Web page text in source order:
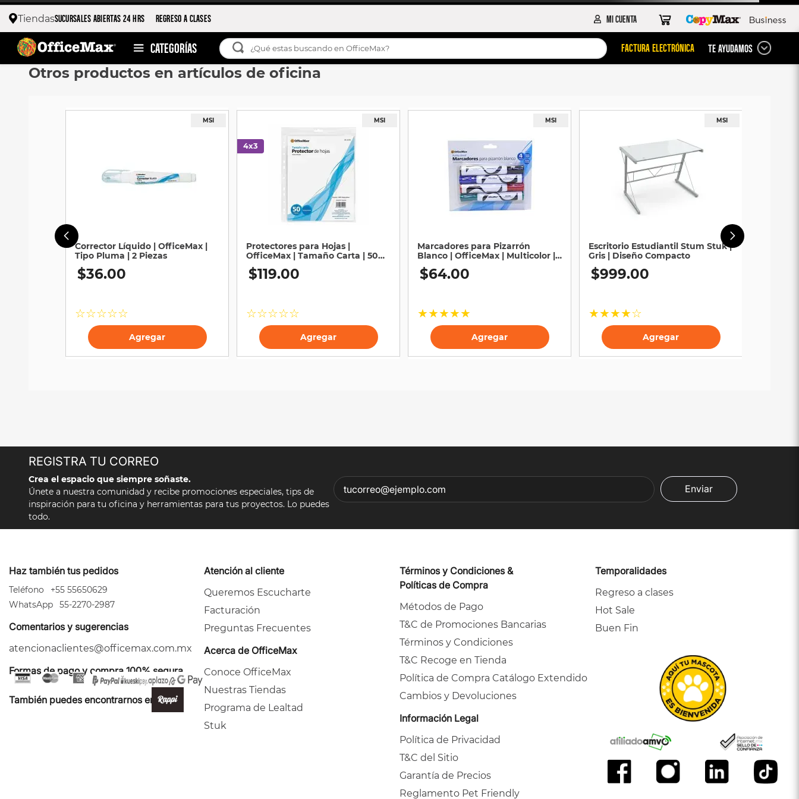
TiendasSUCURSALES ABIERTAS 24 HRS REGRESO A CLASES
¿Qué estas buscando en OfficeMax?
TÉRMINOS MÁS BUSCADOS
.
toy story
.
flores
carpetas
silla
FACTURA ELECTRÓNICA TE AYUDAMOS
Otros productos en artículos de oficina
Corrector Líquido | OfficeMax |
Tipo Pluma | 2 Piezas
$36.00
☆☆☆☆☆
Agregar
Protectores para Hojas |
OfficeMax | Tamaño Carta | 50
Piezas
$119.00
☆☆☆☆☆
Agregar
Marcadores para Pizarrón
Blanco | OfficeMax | Multicolor |
4 Piezas
$64.00
★★★★★
Agregar
Escritorio Estudiantil Stum Stuk |
Gris | Diseño Compacto
$999.00
★★★★☆
Agregar
REGISTRA TU CORREO
Crea el espacio que siempre soñaste.
Únete a nuestra comunidad y recibe promociones especiales, tips de
inspiración para tu oficina y herramientas para tus proyectos. Lo puedes
todo.
Enviar
Haz también tus pedidos
Teléfono
+55 55650629
WhatsApp
55-2270-2987
Comentarios y sugerencias
atencionaclientes@officemax.com.mx
Formas de pago y compra 100% segura
También puedes encontrarnos en:
Atención al cliente
Queremos Escucharte
Facturación
Preguntas Frecuentes
Acerca de OfficeMax
Conoce OfficeMax
Nuestras Tiendas
Programa de Lealtad
Stuk
Términos y Condiciones &
Políticas de Compra
Métodos de Pago
T&C de Promociones Bancarias
Términos y Condiciones
T&C Recoge en Tienda
Política de Compra Catálogo Extendido
Cambios y Devoluciones
Información Legal
Política de Privacidad
T&C del Sitio
Garantía de Precios
Reglamento Pet Friendly
Temporalidades
Regreso a clases
Hot Sale
Buen Fin